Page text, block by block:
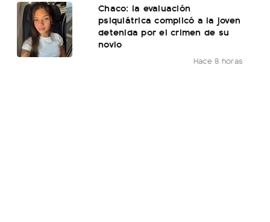
Chaco: la evaluación
psiquiátrica complicó a la joven
detenida por el crimen de su
novio
Hace 8 horas